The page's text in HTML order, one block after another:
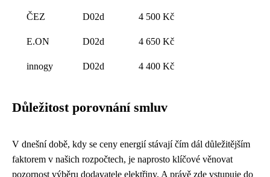
ČEZ D02d 4 500 Kč
E.ON D02d 4 650 Kč
innogy D02d 4 400 Kč
Důležitost porovnání smluv
V dnešní době, kdy se ceny energií stávají čím dál důležitějším
faktorem v našich rozpočtech, je naprosto klíčové věnovat
pozornost výběru dodavatele elektřiny. A právě zde vstupuje do